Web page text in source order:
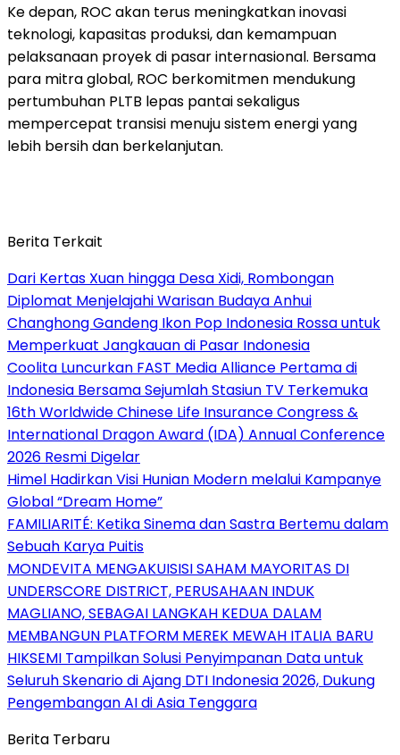
Ke depan, ROC akan terus meningkatkan inovasi
teknologi, kapasitas produksi, dan kemampuan
pelaksanaan proyek di pasar internasional. Bersama
para mitra global, ROC berkomitmen mendukung
pertumbuhan PLTB lepas pantai sekaligus
mempercepat transisi menuju sistem energi yang
lebih bersih dan berkelanjutan.
Berita Terkait
Dari Kertas Xuan hingga Desa Xidi, Rombongan
Diplomat Menjelajahi Warisan Budaya Anhui
Changhong Gandeng Ikon Pop Indonesia Rossa untuk
Memperkuat Jangkauan di Pasar Indonesia
Coolita Luncurkan FAST Media Alliance Pertama di
Indonesia Bersama Sejumlah Stasiun TV Terkemuka
16th Worldwide Chinese Life Insurance Congress &
International Dragon Award (IDA) Annual Conference
2026 Resmi Digelar
Himel Hadirkan Visi Hunian Modern melalui Kampanye
Global “Dream Home”
FAMILIARITÉ: Ketika Sinema dan Sastra Bertemu dalam
Sebuah Karya Puitis
MONDEVITA MENGAKUISISI SAHAM MAYORITAS DI
UNDERSCORE DISTRICT, PERUSAHAAN INDUK
MAGLIANO, SEBAGAI LANGKAH KEDUA DALAM
MEMBANGUN PLATFORM MEREK MEWAH ITALIA BARU
HIKSEMI Tampilkan Solusi Penyimpanan Data untuk
Seluruh Skenario di Ajang DTI Indonesia 2026, Dukung
Pengembangan AI di Asia Tenggara
Berita Terbaru